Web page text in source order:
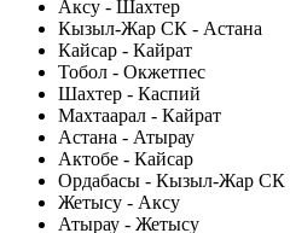
Аксу - Шахтер
Кызыл-Жар СК - Астана
Кайсар - Кайрат
Тобол - Окжетпес
Шахтер - Каспий
Махтаарал - Кайрат
Астана - Атырау
Актобе - Кайсар
Ордабасы - Кызыл-Жар СК
Жетысу - Аксу
Атырау - Жетысу